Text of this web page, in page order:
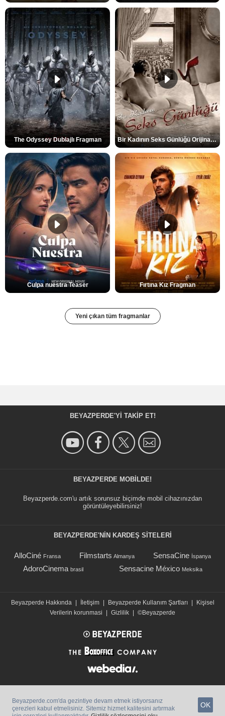
The Odyssey Dublajlı Fragman Bir Kadının Seks Günlüğü Orijinal Fragman
Culpa nuestra Teaser Fırtına Kız Fragman
Yeni çıkan tüm fragmanlar
BEYAZPERDE'YI TAKIP ET!
BEYAZPERDE MOBILDE!
Beyazperde.com'u artık sorunsuz biçimde mobil cihazınızdan
görüntüleyebilirsiniz!
BEYAZPERDE'NIN KARDEŞ SİTELERİ
AlloCiné Fransa Filmstarts Almanya SensaCine İspanya
AdoroCinema brasil Sensacine México Meksika
Beyazperde Hakkında İletişim Beyazperde Kullanım Şartları
Kişisel
Verilerin korunmasi
Gizlilik ©Beyazperde
Beyazperde.com'da gezintiye devam etmek istiyorsanız
çerezleri kabul etmelisiniz. Sitemiz hizmet kalitesini artırmak
OK